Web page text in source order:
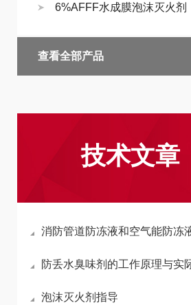
6%AFFF水成膜泡沫灭火剂
查看全部产品
技术文章
消防管道防冻液和空气能防冻液原理、产品特点及适
防丢水臭味剂的工作原理与实际应
泡沫灭火剂指导